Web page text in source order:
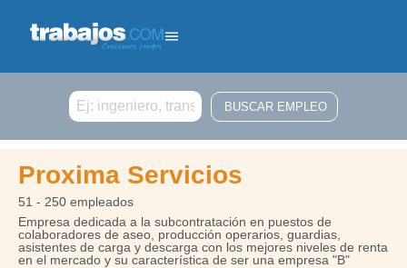
Buscar
Proxima Servicios
51 - 250 empleados
Empresa dedicada a la subcontratación en puestos de
colaboradores de aseo, producción operarios, guardias,
asistentes de carga y descarga con los mejores niveles de renta
en el mercado y su característica de ser una empresa "B"